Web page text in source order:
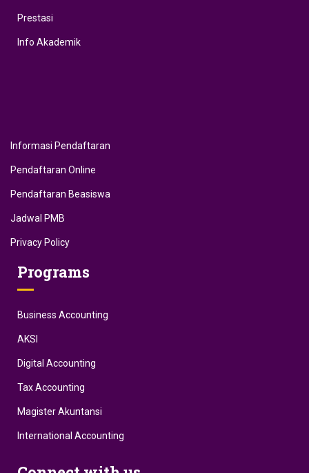
Prestasi
Info Akademik
Informasi Pendaftaran
Pendaftaran Online
Pendaftaran Beasiswa
Jadwal PMB
Privacy Policy
Programs
Business Accounting
AKSI
Digital Accounting
Tax Accounting
Magister Akuntansi
International Accounting